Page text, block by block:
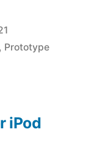
:
, Prototype
iPod